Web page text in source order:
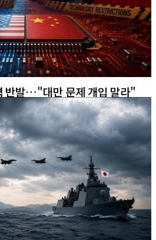
반발…"대만 문제 개입 말라"